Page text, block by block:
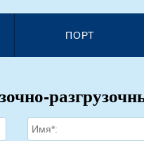
ПОРТ